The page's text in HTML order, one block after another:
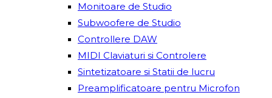
Monitoare de Studio
Subwoofere de Studio
Controllere DAW
MIDI Claviaturi si Controlere
Sintetizatoare si Statii de lucru
Preamplificatoare pentru Microfon